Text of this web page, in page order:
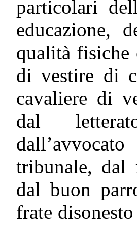
particolari
educazione,
qualità
di vestire di
cavaliere di
dal
tribunale, dal
dal buon
frate